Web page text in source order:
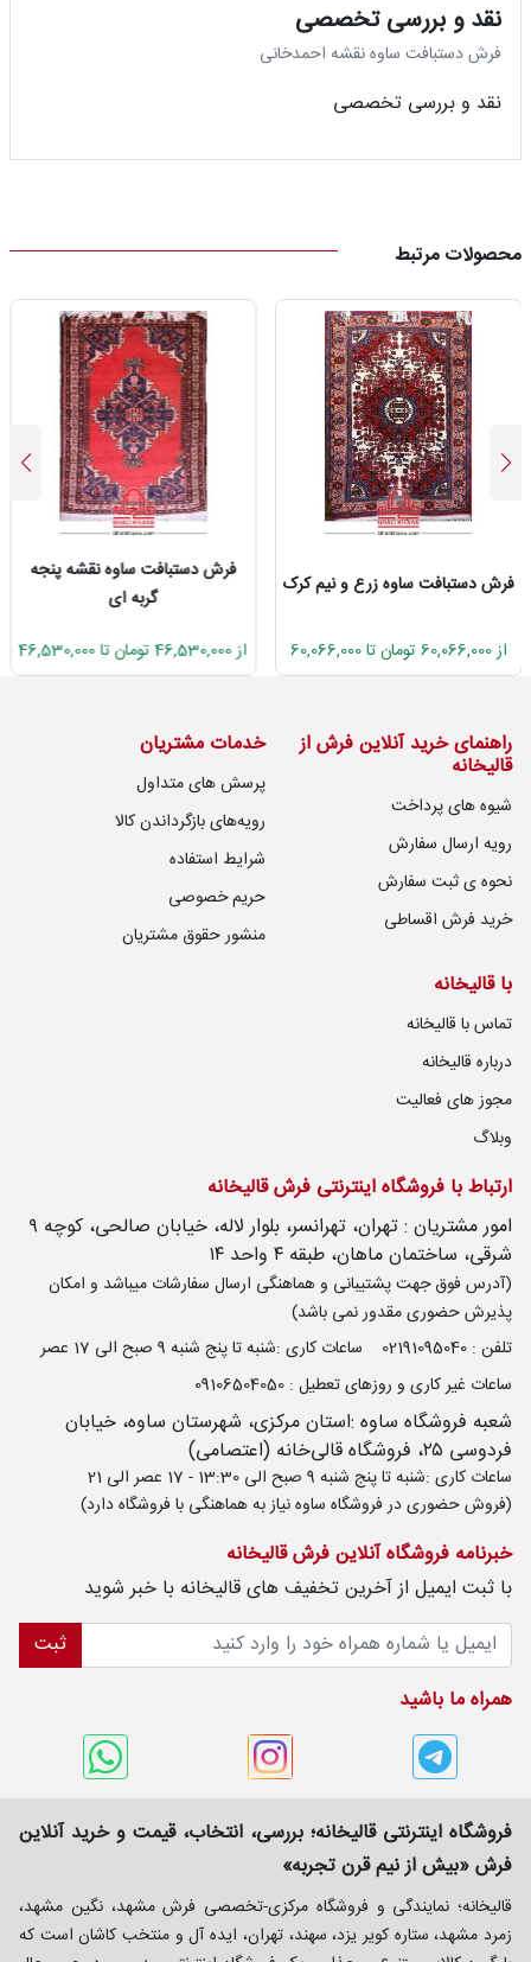
نقد و بررسی تخصصی
فرش دستبافت ساوه نقشه احمدخانی
نقد و بررسی تخصصی
محصولات مرتبط
فرش دستبافت ساوه زرع و نیم کرک
از 60,066,000 تومان تا 60,066,000
فرش دستبافت ساوه نقشه پنجه
گربه ای
از 46,530,000 تومان تا 46,530,000
راهنمای خرید آنلاین فرش از
قالیخانه
شیوه های پرداخت
رویه ارسال سفارش
نحوه ی ثبت سفارش
خرید فرش اقساطی
خدمات مشتریان
پرسش های متداول
رویه‌های بازگرداندن کالا
شرایط استفاده
حریم خصوصی
منشور حقوق مشتریان
با قالیخانه
تماس با قالیخانه
درباره قالیخانه
مجوز های فعالیت
وبلاگ
ارتباط با فروشگاه اینترنتی فرش قالیخانه
امور مشتریان : تهران، تهرانسر، بلوار لاله، خیابان صالحی، کوچه ۹
شرقی، ساختمان ماهان، طبقه ۴ واحد ۱۴
(آدرس فوق جهت پشتیبانی و هماهنگی ارسال سفارشات میباشد و امکان
پذیرش حضوری مقدور نمی باشد)
تلفن : 02191095040
ساعات کاری :شنبه تا پنج شنبه 9 صبح الی 17 عصر
ساعات غیر کاری و روزهای تعطیل : 09106504050
شعبه فروشگاه ساوه :استان مرکزی، شهرستان ساوه، خیابان
فردوسی ۲۵، فروشگاه قالی‌خانه (اعتصامی)
ساعات کاری :شنبه تا پنج شنبه 9 صبح الی 13:30 - 17 عصر الی 21
(فروش حضوری در فروشگاه ساوه نیاز به هماهنگی با فروشگاه دارد)
خبرنامه فروشگاه آنلاین فرش قالیخانه
با ثبت ايميل از آخرین تخفیف های قالیخانه با خبر شوید
ثبت
همراه ما باشید
فروشگاه اینترنتی قالیخانه؛ بررسی، انتخاب، قیمت و خرید آنلاین
فرش «بیش از نیم قرن تجربه»
قالیخانه؛ نمایندگی و فروشگاه مرکزی-تخصصی فرش مشهد، نگین مشهد،
زمرد مشهد، ستاره کویر یزد، سهند، تهران، ایده آل و منتخب کاشان است که